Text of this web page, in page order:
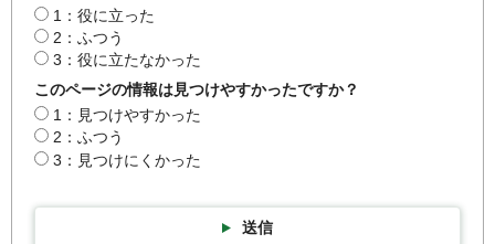
1：役に立った
2：ふつう
3：役に立たなかった
このページの情報は見つけやすかったですか？
1：見つけやすかった
2：ふつう
3：見つけにくかった
送信